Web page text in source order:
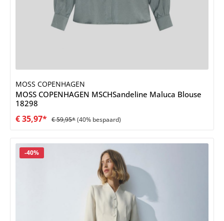
MOSS COPENHAGEN
MOSS COPENHAGEN MSCHSandeline Maluca Blouse
18298
€ 35,97* € 59,95*(40% bespaard)
Korting
-40%